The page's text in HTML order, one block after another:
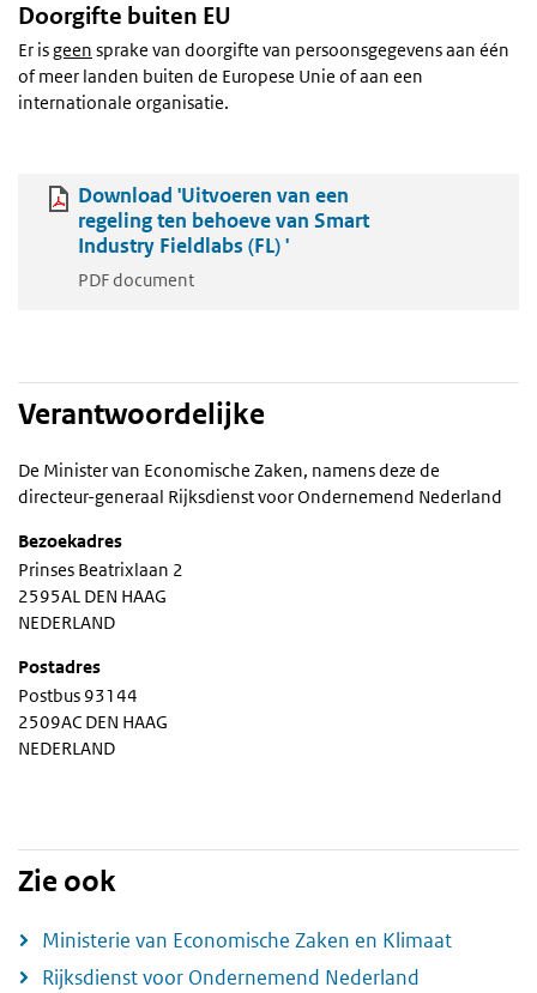
Doorgifte buiten EU
Er isgeen sprake van doorgifte van persoonsgegevens aan één
of meer landen buiten de Europese Unie of aan een
internationale organisatie.
Download 'Uitvoeren van een
regeling ten behoeve van Smart
Industry Fieldlabs (FL) '
PDF document
Verantwoordelijke
De Minister van Economische Zaken, namens deze de
directeur-generaal Rijksdienst voor Ondernemend Nederland
Bezoekadres
Prinses Beatrixlaan 2
2595AL DEN HAAG
NEDERLAND
Postadres
Postbus 93144
2509AC DEN HAAG
NEDERLAND
Zie ook
Ministerie van Economische Zaken en Klimaat
Rijksdienst voor Ondernemend Nederland